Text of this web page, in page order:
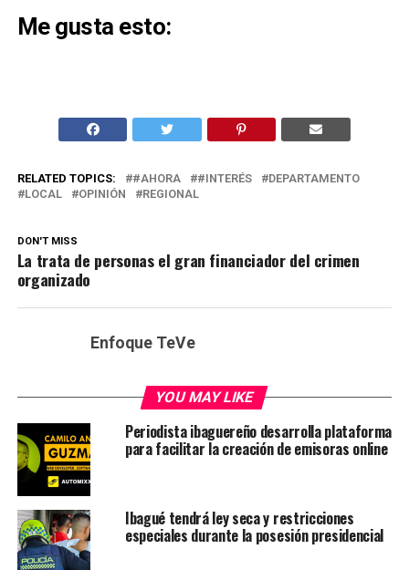
Me gusta esto:
RELATED TOPICS: #AHORA #INTERÉS
DEPARTAMENTO
LOCAL
OPINIÓN REGIONAL
DON'T MISS
La trata de personas el gran financiador del crimen
organizado
Enfoque TeVe
YOU MAY LIKE
Periodista ibaguereño desarrolla plataforma
para facilitar la creación de emisoras online
Ibagué tendrá ley seca y restricciones
especiales durante la posesión presidencial